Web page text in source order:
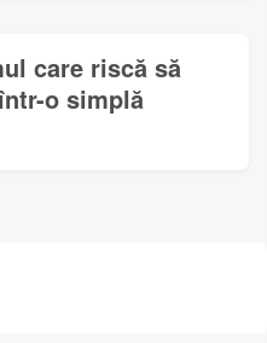
care riscă să
o simplă